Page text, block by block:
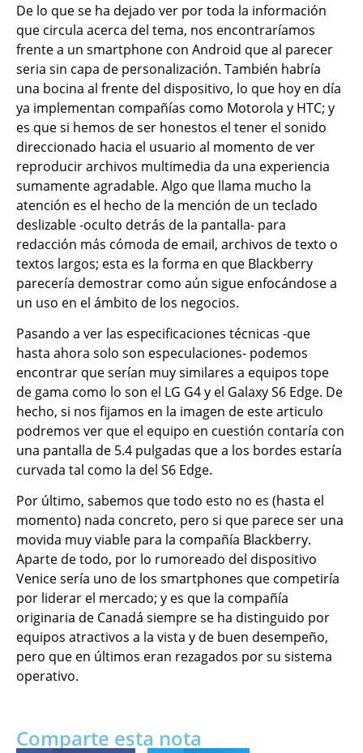
De lo que se ha dejado ver por toda la información
que circula acerca del tema, nos encontraríamos
frente a un smartphone con Android que al parecer
seria sin capa de personalización. También habría
una bocina al frente del dispositivo, lo que hoy en día
ya implementan compañías como Motorola y HTC; y
es que si hemos de ser honestos el tener el sonido
direccionado hacia el usuario al momento de ver
reproducir archivos multimedia da una experiencia
sumamente agradable. Algo que llama mucho la
atención es el hecho de la mención de un teclado
deslizable -oculto detrás de la pantalla- para
redacción más cómoda de email, archivos de texto o
textos largos; esta es la forma en que Blackberry
parecería demostrar como aún sigue enfocándose a
un uso en el ámbito de los negocios.
Pasando a ver las especificaciones técnicas -que
hasta ahora solo son especulaciones- podemos
encontrar que serían muy similares a equipos tope
de gama como lo son el LG G4 y el Galaxy S6 Edge. De
hecho, si nos fijamos en la imagen de este articulo
podremos ver que el equipo en cuestión contaría con
una pantalla de 5.4 pulgadas que a los bordes estaría
curvada tal como la del S6 Edge.
Por último, sabemos que todo esto no es (hasta el
momento) nada concreto, pero si que parece ser una
movida muy viable para la compañía Blackberry.
Aparte de todo, por lo rumoreado del dispositivo
Venice sería uno de los smartphones que competiría
por liderar el mercado; y es que la compañía
originaria de Canadá siempre se ha distinguido por
equipos atractivos a la vista y de buen desempeño,
pero que en últimos eran rezagados por su sistema
operativo.
Comparte esta nota